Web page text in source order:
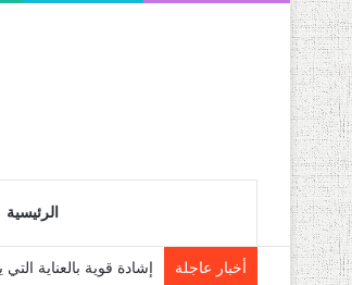
الرئيسية
أخبار عاجلة إشادة قوية بالعناية